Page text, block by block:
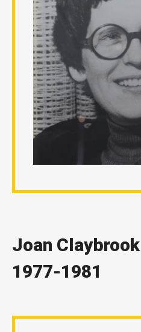
Joan Claybrook
1977-1981